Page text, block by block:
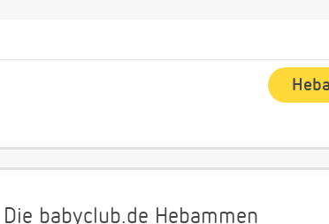
Die babyclub.de Hebammen